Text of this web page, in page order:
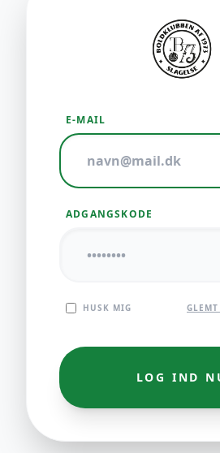
E-MAIL
ADGANGSKODE
HUSK MIG
LOG IND